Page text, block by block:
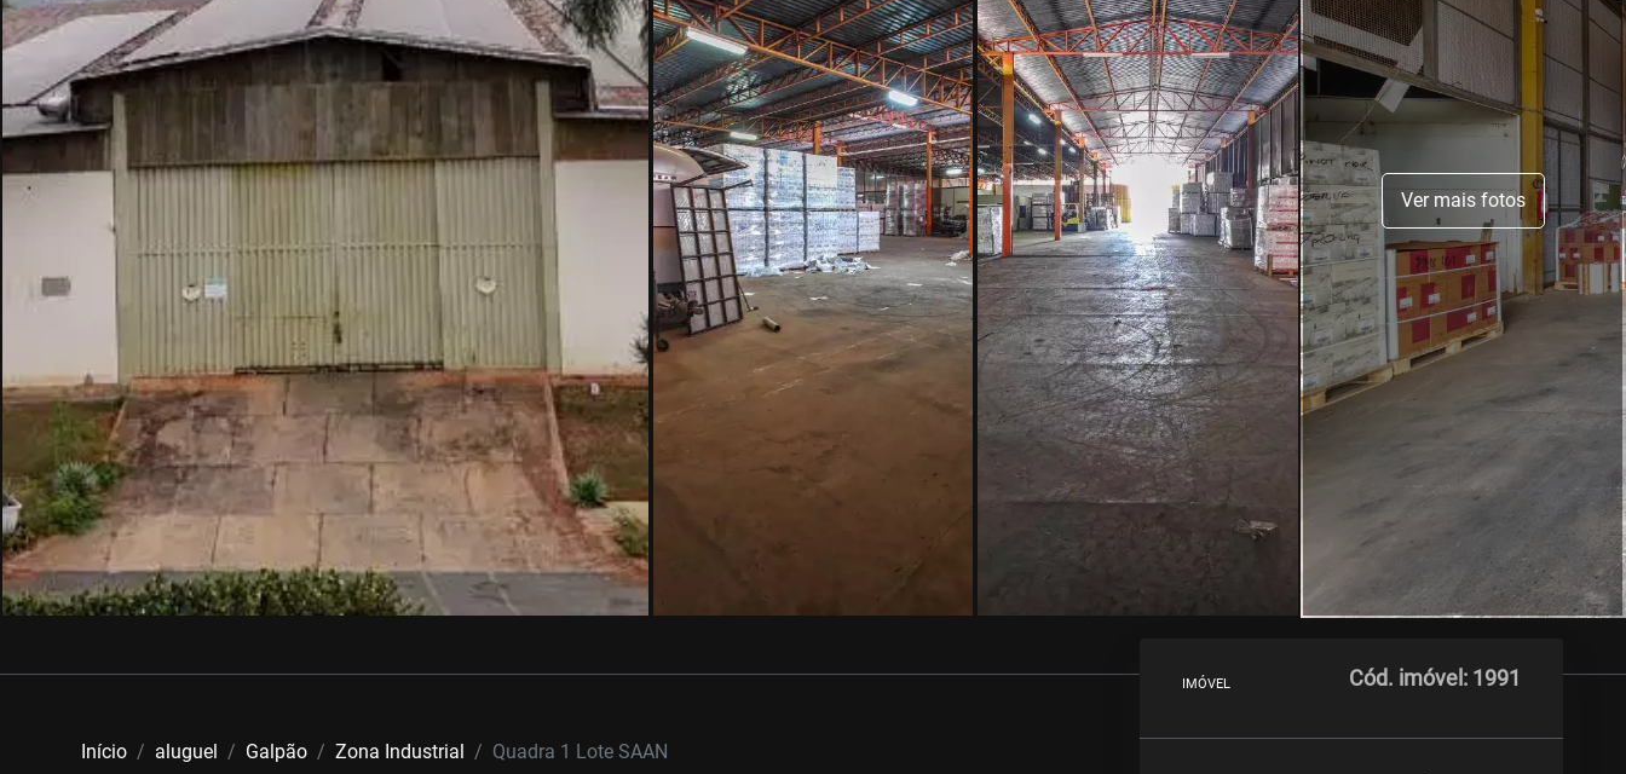
Ver mais fotos
Início aluguel Galpão Zona Industrial Quadra 1 Lote SAAN
IMÓVEL Cód. imóvel: 1991